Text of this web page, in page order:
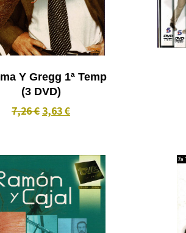
Y Gregg 1ª Temp
(3 DVD)
7,26 €3,63 €